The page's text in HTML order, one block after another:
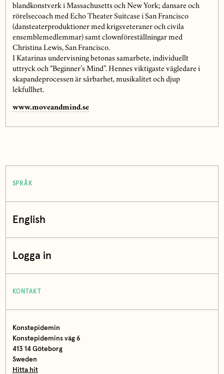
blandkonstverk i Massachusetts och New York; dansare och
rörelsecoach med Echo Theater Suitcase i San Francisco
(dansteaterproduktioner med krigsveteraner och civila
ensemblemedlemmar) samt clownföreställningar med
Christina Lewis, San Francisco.
I Katarinas undervisning betonas samarbete, individuellt
uttryck och “Beginner’s Mind”. Hennes viktigaste vägledare i
skapandeprocessen är sårbarhet, musikalitet och djup
lekfullhet.
www.moveandmind.se
SPRÅK
English
Logga in
KONTAKT
Konstepidemin
Konstepidemins väg 6
413 14 Göteborg
Sweden
Hitta hit